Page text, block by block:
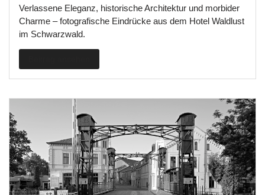
Verlassene Eleganz, historische Architektur und morbider
Charme – fotografische Eindrücke aus dem Hotel Waldlust
im Schwarzwald.